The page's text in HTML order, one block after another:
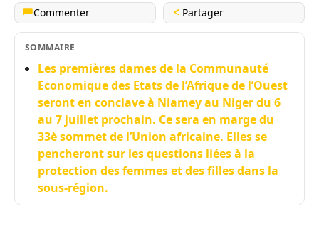
Commenter
Partager
SOMMAIRE
Les premières dames de la Communauté
Economique des Etats de l’Afrique de l’Ouest
seront en conclave à Niamey au Niger du 6
au 7 juillet prochain. Ce sera en marge du
33è sommet de l’Union africaine. Elles se
pencheront sur les questions liées à la
protection des femmes et des filles dans la
sous-région.